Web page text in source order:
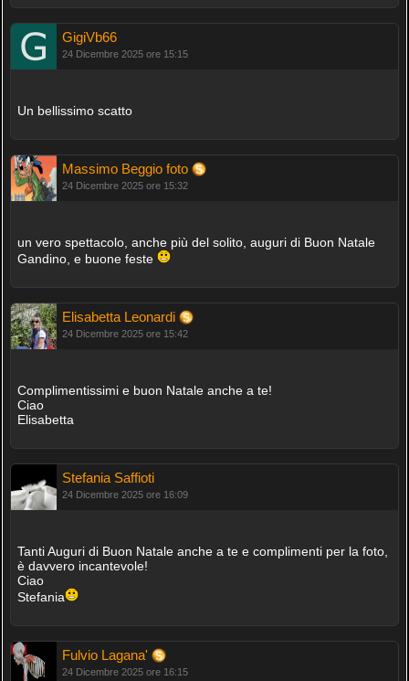
GigiVb66
24 Dicembre 2025 ore 15:15
Un bellissimo scatto
Massimo Beggio foto
24 Dicembre 2025 ore 15:32
un vero spettacolo, anche più del solito, auguri di Buon Natale
Gandino, e buone feste
Elisabetta Leonardi
24 Dicembre 2025 ore 15:42
Complimentissimi e buon Natale anche a te!
Ciao
Elisabetta
Stefania Saffioti
24 Dicembre 2025 ore 16:09
Tanti Auguri di Buon Natale anche a te e complimenti per la foto,
è davvero incantevole!
Ciao
Stefania
Fulvio Lagana'
24 Dicembre 2025 ore 16:15